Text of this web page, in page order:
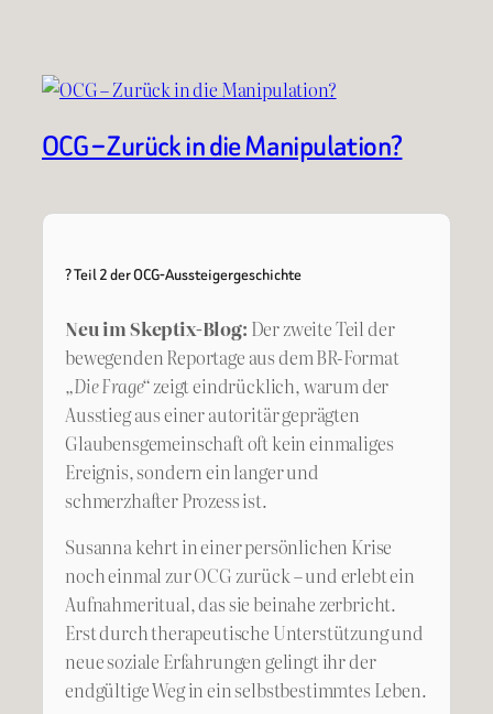
OCG – Zurück in die Manipulation?
? Teil 2 der OCG-Aussteigergeschichte
Neu im Skeptix-Blog: Der zweite Teil der
bewegenden Reportage aus dem BR-Format
„Die Frage“zeigt eindrücklich, warum der
Ausstieg aus einer autoritär geprägten
Glaubensgemeinschaft oft kein einmaliges
Ereignis, sondern ein langer und
schmerzhafter Prozess ist.
Susanna kehrt in einer persönlichen Krise
noch einmal zur OCG zurück – und erlebt ein
Aufnahmeritual, das sie beinahe zerbricht.
Erst durch therapeutische Unterstützung und
neue soziale Erfahrungen gelingt ihr der
endgültige Weg in ein selbstbestimmtes Leben.